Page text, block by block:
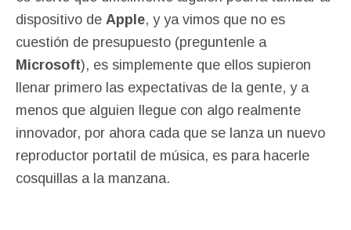
dispositivo de Apple, y ya vimos que no es
cuestión de presupuesto (preguntenle a
Microsoft), es simplemente que ellos supieron
llenar primero las expectativas de la gente, y a
menos que alguien llegue con algo realmente
innovador, por ahora cada que se lanza un nuevo
reproductor portatil de música, es para hacerle
cosquillas a la manzana.